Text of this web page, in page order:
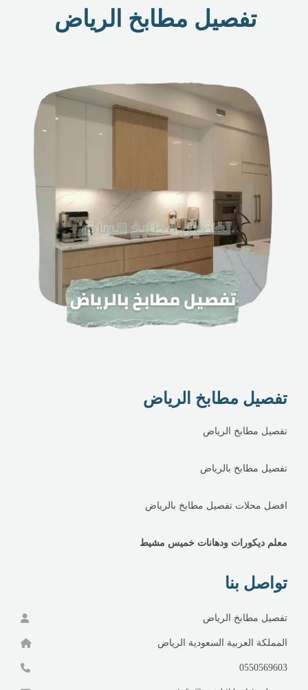
تفصيل مطابخ الرياض
تفصيل مطابخ الرياض
تفصيل مطابخ الرياض
تفصيل مطابخ بالرياض
افضل محلات تفصيل مطابخ بالرياض
معلم ديكورات ودهانات خميس مشيط
تواصل بنا
تفصيل مطابخ الرياض
المملكة العربية السعودية الرياض
0550569603